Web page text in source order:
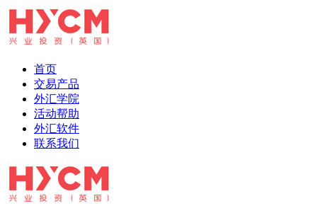
首页
交易产品
外汇学院
活动帮助
外汇软件
联系我们